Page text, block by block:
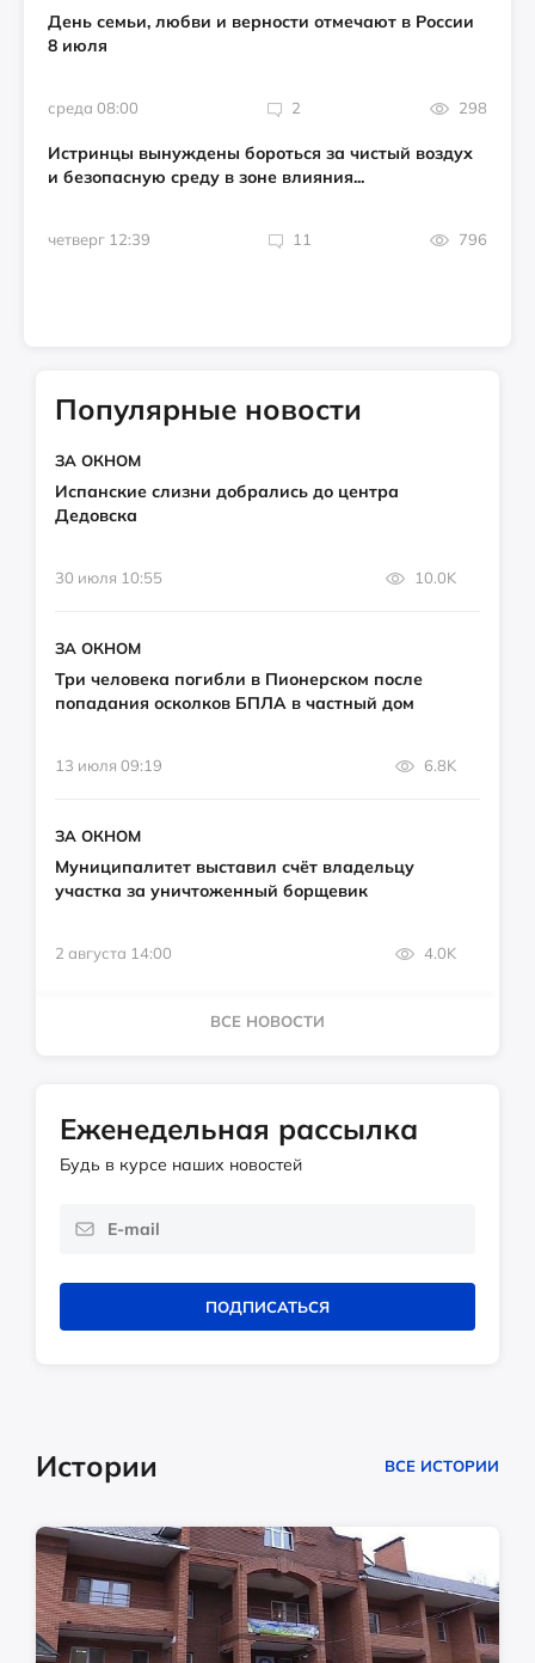
День семьи, любви и верности отмечают в России
8 июля
среда 08:00 2 298
Истринцы вынуждены бороться за чистый воздух
и безопасную среду в зоне влияния...
четверг 12:39 11 796
Популярные новости
ЗА ОКНОМ
Испанские слизни добрались до центра
Дедовска
30 июля 10:55 10.0K
ЗА ОКНОМ
Три человека погибли в Пионерском после
попадания осколков БПЛА в частный дом
13 июля 09:19 6.8K
ЗА ОКНОМ
Муниципалитет выставил счёт владельцу
участка за уничтоженный борщевик
2 августа 14:00 4.0K
ВСЕ НОВОСТИ
Еженедельная рассылка
Будь в курсе наших новостей
ПОДПИСАТЬСЯ
Истории ВСЕ ИСТОРИИ